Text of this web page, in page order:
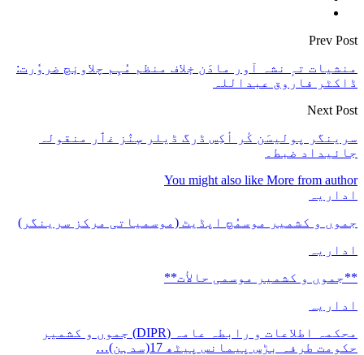
Prev Post
منشیات تہٕ نشہ آور مادَن خٕلاف منظم مُہِم چلاونٕچ ضروٗرت:
ڈاکٹر فاروق عبداللہ
Next Post
سرینگر پولیسَن کٔر أکِس ڈرگ ڈیلر سٕنٛز غٲر منقولہ
جائیداد ضبط۔
You might also like More from author
اداریہ
جموں و کشمیر موسمُچ اپڈیٹ (موسمیاتی مرکز سرینگر)
اداریہ
**جموں و كشمیر موسمی حالأت**
اداریہ
محکمہ اطلاعات و رابطہ عامہ (DIPR) جموں و کشمیر
حکومت طرفہ بڑس پیمانس پیٹھ 17(سدہن)…